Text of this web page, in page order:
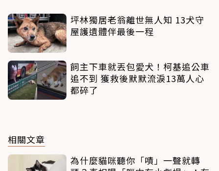
坪林獨居老翁離世無人知 13犬守
屋護遺體伴最後一程
飼主下車就丟包愛犬！柯基追公車
追不到 獲救後默默流淚13萬人心
都碎了
相關文章
為什麼貓咪聽你「嘖」一聲就轉